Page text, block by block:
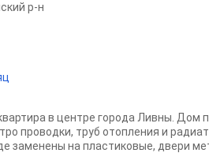
р-н
в центре города Ливны. Дом
проводки, труб отопления и
заменены на пластиковые, двери